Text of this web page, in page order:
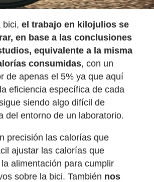
bici, el trabajo en kilojulios se
en base a las conclusiones
equivalente a la misma
consumidas, con un
de apenas el 5% ya que aquí
eficiencia específica de cada
siendo algo difícil de
del entorno de un laboratorio.
precisión las calorías que
ajustar las calorías que
alimentación para cumplir
sobre la bici. También nos